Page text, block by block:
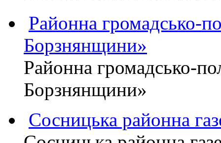
Районна громадсько-
Борзнянщини»
Районна громадсько-
Борзнянщини»
Сосницька районна